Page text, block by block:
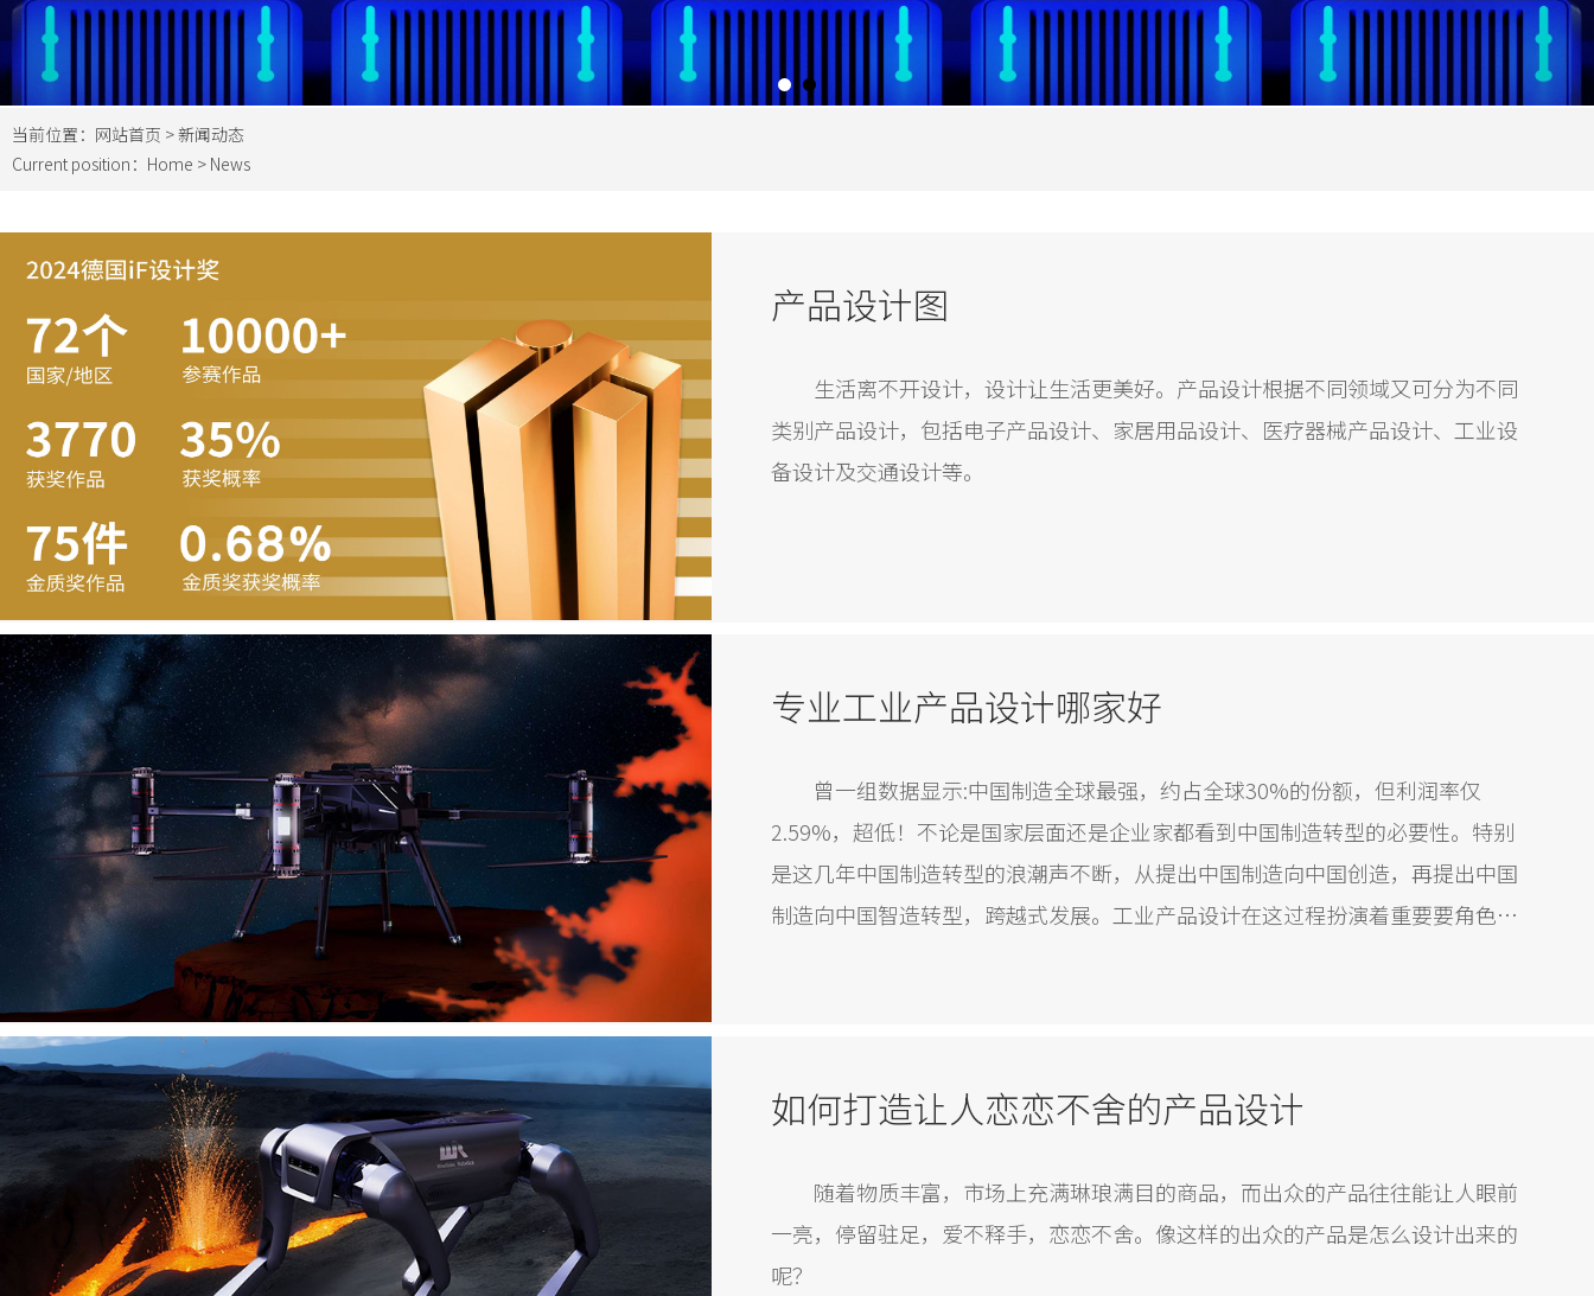
当前位置： 网站首页 >新闻动态
Current position： Home > News
产品设计图
生活离不开设计，设计让生活更美好。产品设计根据不同领域又可分为不同
类别产品设计，包括电子产品设计、家居用品设计、医疗器械产品设计、工业设
备设计及交通设计等。
专业工业产品设计哪家好
曾一组数据显示:中国制造全球最强，约占全球30%的份额，但利润率仅
2.59%，超低！不论是国家层面还是企业家都看到中国制造转型的必要性。特别
是这几年中国制造转型的浪潮声不断，从提出中国制造向中国创造，再提出中国
制造向中国智造转型，跨越式发展。工业产品设计在这过程扮演着重要要角色，
如何打造让人恋恋不舍的产品设计
随着物质丰富，市场上充满琳琅满目的商品，而出众的产品往往能让人眼前
一亮，停留驻足，爱不释手，恋恋不舍。像这样的出众的产品是怎么设计出来的
呢？